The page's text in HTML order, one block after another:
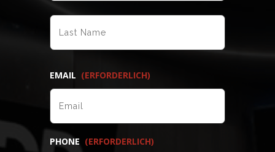
NACHNAME
EMAIL (ERFORDERLICH)
PHONE (ERFORDERLICH)